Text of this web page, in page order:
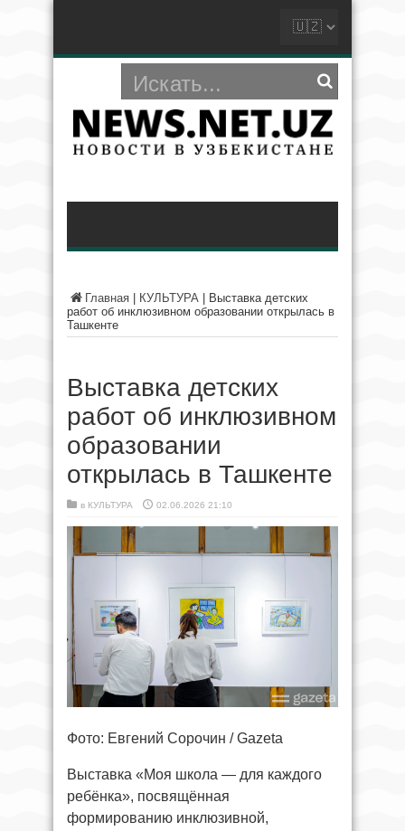
Главная КУЛЬТУРА
Выставка детских
работ об инклюзивном образовании открылась в
Ташкенте
Выставка детских
работ об инклюзивном
образовании
открылась в Ташкенте
в КУЛЬТУРА 02.06.2026 21:10
Фото: Евгений Сорочин / Gazeta
Выставка «Моя школа — для каждого
ребёнка», посвящённая
формированию инклюзивной,